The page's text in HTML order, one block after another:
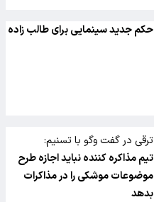
حکم جدید سینمایی برای طالب زاده
ترقی در گفت وگو با تسنیم:
تیم مذاکره کننده نباید اجازه طرح
موضوعات موشکی را در مذاکرات
بدهد